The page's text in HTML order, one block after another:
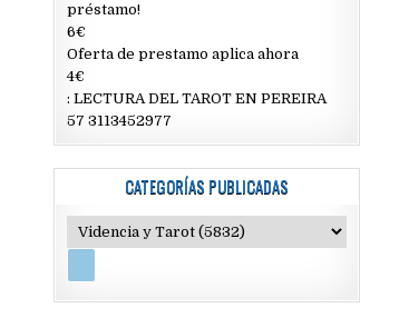
préstamo!
6€
Oferta de prestamo aplica ahora
4€
: LECTURA DEL TAROT EN PEREIRA
57 3113452977
CATEGORÍAS PUBLICADAS